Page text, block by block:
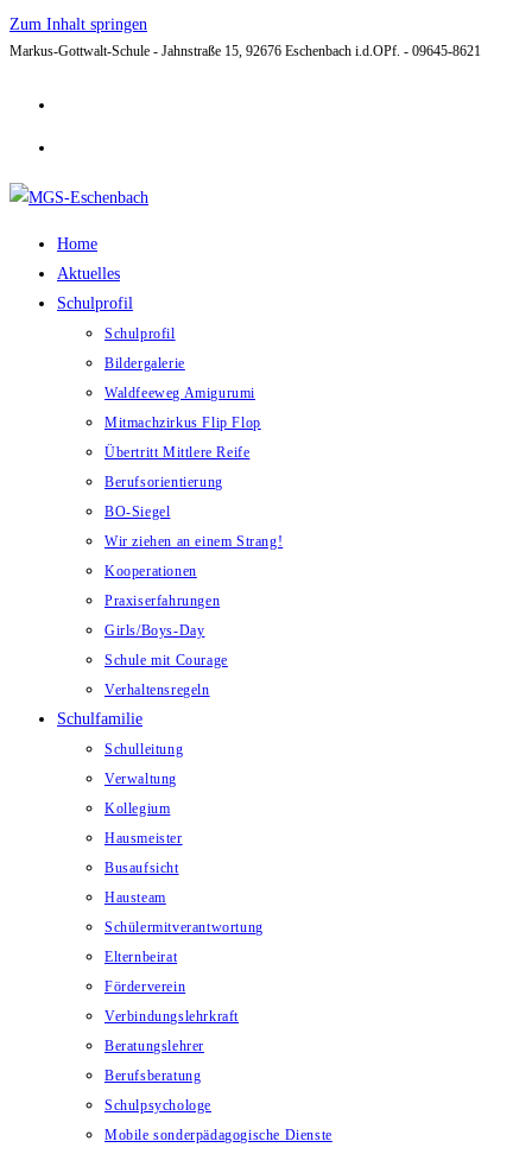
Zum Inhalt springen
Markus-Gottwalt-Schule - Jahnstraße 15, 92676 Eschenbach i.d.OPf. - 09645-8621
Home
Aktuelles
Schulprofil
Schulprofil
Bildergalerie
Waldfeeweg Amigurumi
Mitmachzirkus Flip Flop
Übertritt Mittlere Reife
Berufsorientierung
BO-Siegel
Wir ziehen an einem Strang!
Kooperationen
Praxiserfahrungen
Girls/Boys-Day
Schule mit Courage
Verhaltensregeln
Schulfamilie
Schulleitung
Verwaltung
Kollegium
Hausmeister
Busaufsicht
Hausteam
Schülermitverantwortung
Elternbeirat
Förderverein
Verbindungslehrkraft
Beratungslehrer
Berufsberatung
Schulpsychologe
Mobile sonderpädagogische Dienste